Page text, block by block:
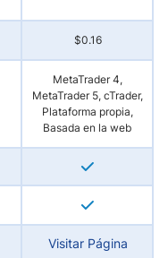
$0.16
MetaTrader 4,
MetaTrader 5, cTrader,
Plataforma propia,
Basada en la web
Visitar Página